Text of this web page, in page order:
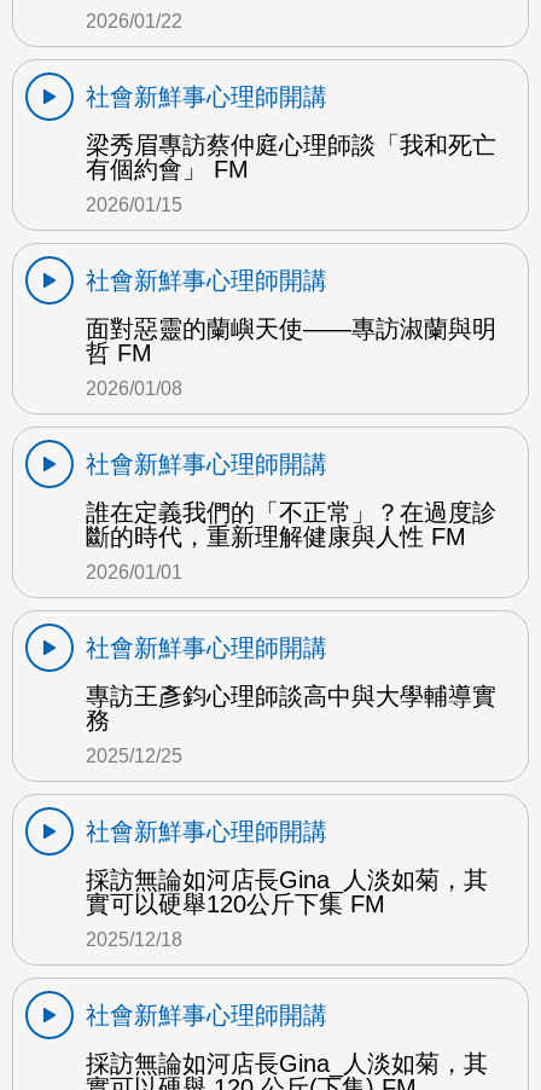
2026/01/22
社會新鮮事心理師開講
梁秀眉專訪蔡仲庭心理師談「我和死亡
有個約會」 FM
2026/01/15
社會新鮮事心理師開講
面對惡靈的蘭嶼天使——專訪淑蘭與明
哲 FM
2026/01/08
社會新鮮事心理師開講
誰在定義我們的「不正常」？在過度診
斷的時代，重新理解健康與人性 FM
2026/01/01
社會新鮮事心理師開講
專訪王彥鈞心理師談高中與大學輔導實
務
2025/12/25
社會新鮮事心理師開講
採訪無論如河店長Gina_人淡如菊，其
實可以硬舉120公斤下集 FM
2025/12/18
社會新鮮事心理師開講
採訪無論如河店長Gina_人淡如菊，其